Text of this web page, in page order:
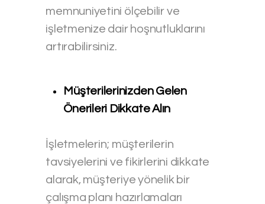
memnuniyetini ölçebilir ve
işletmenize dair hoşnutluklarını
artırabilirsiniz.
Müşterilerinizden Gelen
Önerileri Dikkate Alın
İşletmelerin; müşterilerin
tavsiyelerini ve fikirlerini dikkate
alarak, müşteriye yönelik bir
çalışma planı hazırlamaları